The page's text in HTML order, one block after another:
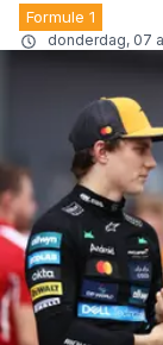
Formule 1
donderdag, 07